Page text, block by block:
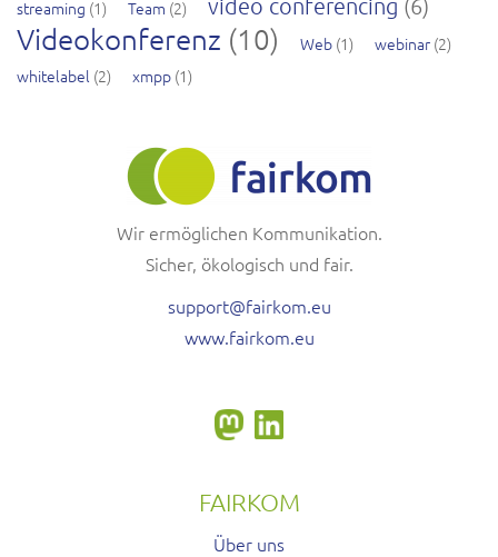
streaming (1) Team (2) video conferencing (6)
Videokonferenz (10) Web (1) webinar (2)
whitelabel (2) xmpp (1)
Wir ermöglichen Kommunikation.
Sicher, ökologisch und fair.
support@fairkom.eu
www.fairkom.eu
FAIRKOM
Über uns